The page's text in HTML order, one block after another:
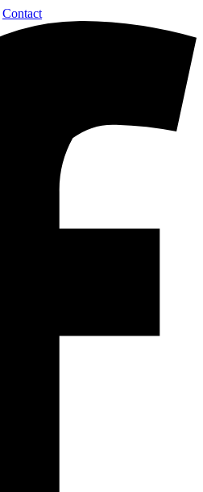
Contact